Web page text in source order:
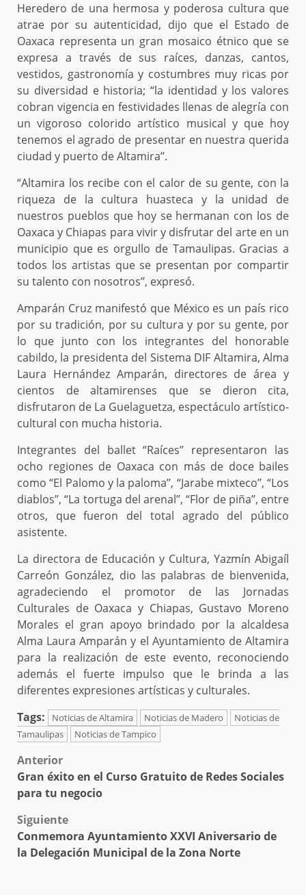
Heredero de una hermosa y poderosa cultura que
atrae por su autenticidad, dijo que el Estado de
Oaxaca representa un gran mosaico étnico que se
expresa a través de sus raíces, danzas, cantos,
vestidos, gastronomía y costumbres muy ricas por
su diversidad e historia; “la identidad y los valores
cobran vigencia en festividades llenas de alegría con
un vigoroso colorido artístico musical y que hoy
tenemos el agrado de presentar en nuestra querida
ciudad y puerto de Altamira’’.
“Altamira los recibe con el calor de su gente, con la
riqueza de la cultura huasteca y la unidad de
nuestros pueblos que hoy se hermanan con los de
Oaxaca y Chiapas para vivir y disfrutar del arte en un
municipio que es orgullo de Tamaulipas. Gracias a
todos los artistas que se presentan por compartir
su talento con nosotros’’, expresó.
Amparán Cruz manifestó que México es un país rico
por su tradición, por su cultura y por su gente, por
lo que junto con los integrantes del honorable
cabildo, la presidenta del Sistema DIF Altamira, Alma
Laura Hernández Amparán, directores de área y
cientos de altamirenses que se dieron cita,
disfrutaron de La Guelaguetza, espectáculo artístico-
cultural con mucha historia.
Integrantes del ballet “Raíces’’ representaron las
ocho regiones de Oaxaca con más de doce bailes
como “El Palomo y la paloma’’, “Jarabe mixteco’’, “Los
diablos’’, “La tortuga del arenal’’, “Flor de piña’’, entre
otros, que fueron del total agrado del público
asistente.
La directora de Educación y Cultura, Yazmín Abigaíl
Carreón González, dio las palabras de bienvenida,
agradeciendo el promotor de las Jornadas
Culturales de Oaxaca y Chiapas, Gustavo Moreno
Morales el gran apoyo brindado por la alcaldesa
Alma Laura Amparán y el Ayuntamiento de Altamira
para la realización de este evento, reconociendo
además el fuerte impulso que le brinda a las
diferentes expresiones artísticas y culturales.
Tags:
Noticias de Altamira Noticias de Madero
Noticias de
Tamaulipas
Noticias de Tampico
Post
navigation
Anterior
Gran éxito en el Curso Gratuito de Redes Sociales
para tu negocio
Siguiente
Conmemora Ayuntamiento XXVI Aniversario de
la Delegación Municipal de la Zona Norte